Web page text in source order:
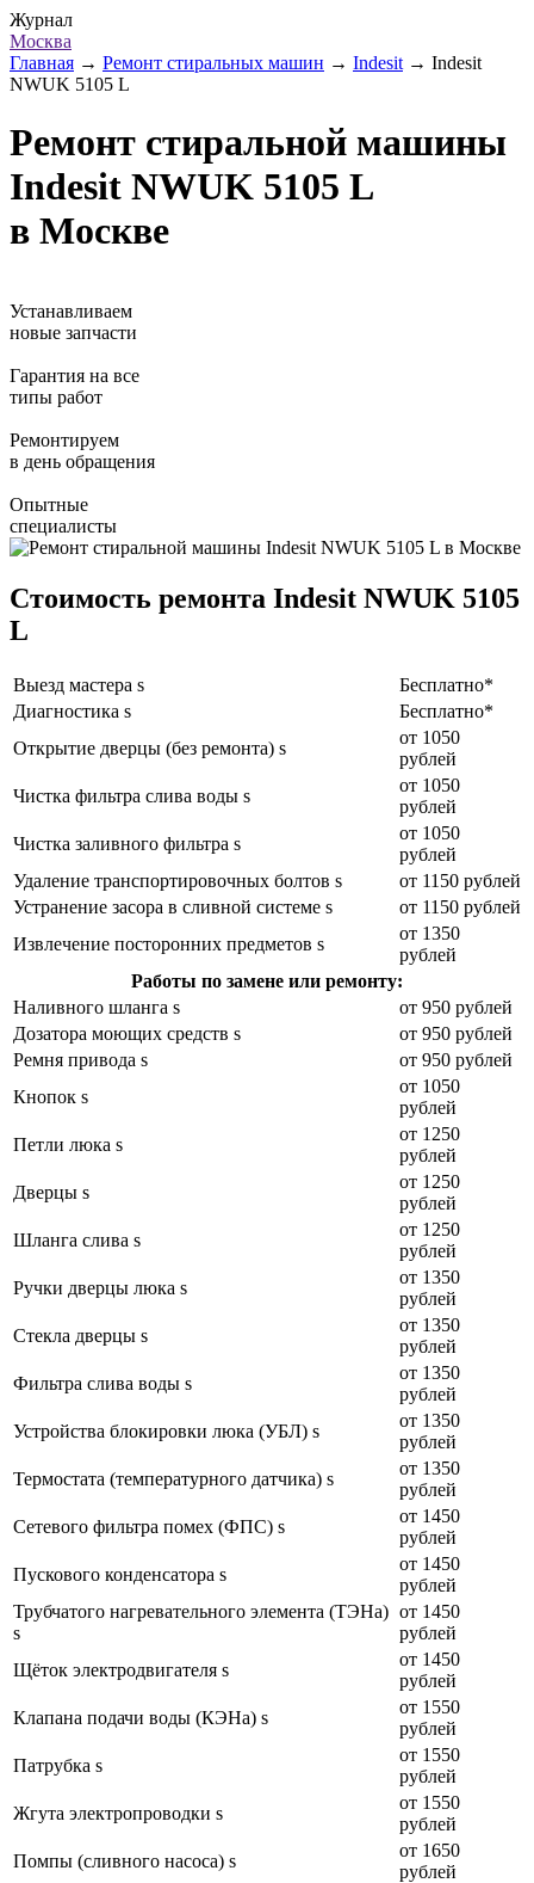
Журнал
Москва
Главная → Ремонт стиральных машин → Indesit → Indesit
NWUK 5105 L
Ремонт стиральной машины
Indesit NWUK 5105 L
в Москве
Устанавливаем
новые запчасти
Гарантия на все
типы работ
Ремонтируем
в день обращения
Опытные
специалисты
Стоимость ремонта Indesit NWUK 5105
L
Выезд мастера s
Бесплатно*
Диагностика s
Бесплатно*
Открытие дверцы (без ремонта) s
от 1050
рублей
Чистка фильтра слива воды s
от 1050
рублей
Чистка заливного фильтра s
от 1050
рублей
Удаление транспортировочных болтов s
от 1150 рублей
Устранение засора в сливной системе s
от 1150 рублей
Извлечение посторонних предметов s
от 1350
рублей
Работы по замене или ремонту:
Наливного шланга s
от 950 рублей
Дозатора моющих средств s
от 950 рублей
Ремня привода s
от 950 рублей
Кнопок s
от 1050
рублей
Петли люка s
от 1250
рублей
Дверцы s
от 1250
рублей
Шланга слива s
от 1250
рублей
Ручки дверцы люка s
от 1350
рублей
Стекла дверцы s
от 1350
рублей
Фильтра слива воды s
от 1350
рублей
Устройства блокировки люка (УБЛ) s
от 1350
рублей
Термостата (температурного датчика) s
от 1350
рублей
Сетевого фильтра помех (ФПС) s
от 1450
рублей
Пускового конденсатора s
от 1450
рублей
Трубчатого нагревательного элемента (ТЭНа)
s
от 1450
рублей
Щёток электродвигателя s
от 1450
рублей
Клапана подачи воды (КЭНа) s
от 1550
рублей
Патрубка s
от 1550
рублей
Жгута электропроводки s
от 1550
рублей
Помпы (сливного насоса) s
от 1650
рублей